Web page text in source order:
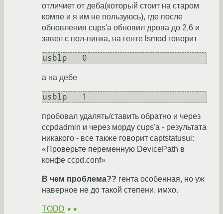
отличиет от деба(который стоит на старом
компе и я им не пользуюсь), где после
обновления cups'а обновил дрова до 2,6 и
завел с пол-пинка, на генте lsmod говорит
а на дебе
пробовал удалять/ставить обратно и через
ccpdadmin и через морду cups'а - результата
никакого - все также говорит captstatusui:
«Проверьте переменную DevicePath в
конфе ccpd.conf»
В чем проблема?? гента особенная, но уж
наверное не до такой степени, имхо.
TODD ★★